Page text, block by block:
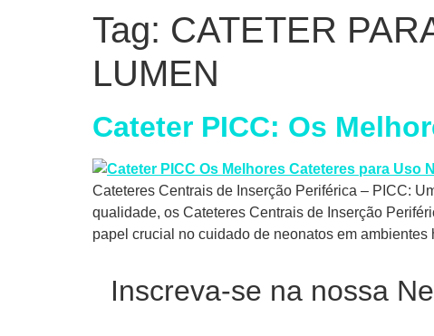
Tag: CATETER
LUMEN
Cateter PICC: Os
Cateteres Centrais de Inserção Periférica – PICC:
qualidade, os Cateteres Centrais de Inserção
papel crucial no cuidado de neonatos em
Inscreva-se na nossa